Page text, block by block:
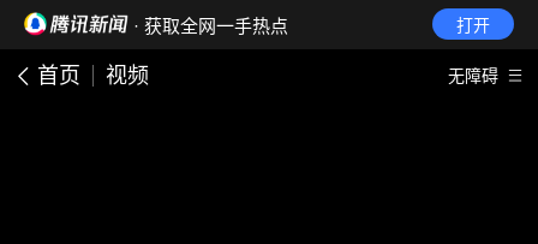
· 获取全网一手热点 打开
首页 视频 无障碍